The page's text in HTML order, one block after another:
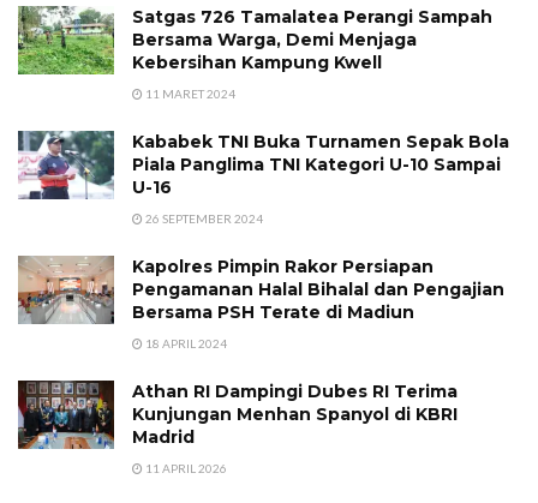
Satgas 726 Tamalatea Perangi Sampah
Bersama Warga, Demi Menjaga
Kebersihan Kampung Kwell
11 MARET 2024
Kababek TNI Buka Turnamen Sepak Bola
Piala Panglima TNI Kategori U-10 Sampai
U-16
26 SEPTEMBER 2024
Kapolres Pimpin Rakor Persiapan
Pengamanan Halal Bihalal dan Pengajian
Bersama PSH Terate di Madiun
18 APRIL 2024
Athan RI Dampingi Dubes RI Terima
Kunjungan Menhan Spanyol di KBRI
Madrid
11 APRIL 2026